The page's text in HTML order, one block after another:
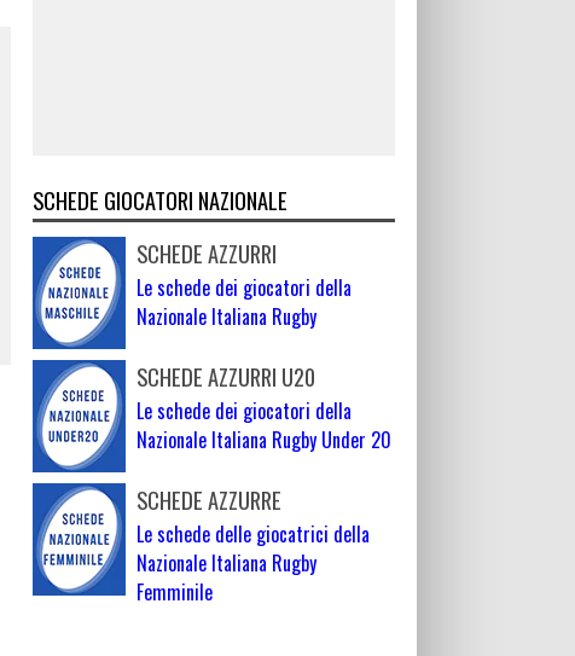
SCHEDE GIOCATORI NAZIONALE
SCHEDE AZZURRI
Le schede dei giocatori della
Nazionale Italiana Rugby
SCHEDE AZZURRI U20
Le schede dei giocatori della
Nazionale Italiana Rugby Under 20
SCHEDE AZZURRE
Le schede delle giocatrici della
Nazionale Italiana Rugby
Femminile